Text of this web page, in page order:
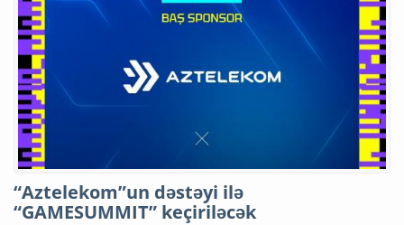
“Aztelekom”un dəstəyi ilə
“GAMESUMMIT” keçiriləcək